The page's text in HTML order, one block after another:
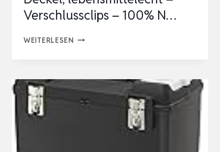
Verschlussclips – 100% N…
WEITERLESEN ATHLON
AUFBEWAHRUNGSBOXEN